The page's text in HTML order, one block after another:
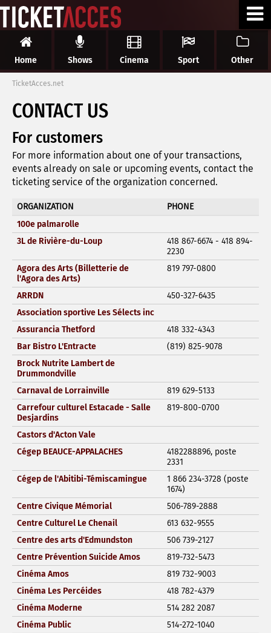
Home Shows Cinema Sport Other
TicketAcces.net
CONTACT US
For customers
For more information about one of your transactions,
events already on sale or upcoming events, contact the
ticketing service of the organization concerned.
ORGANIZATION
PHONE
100e palmarolle
3L de Rivière-du-Loup
418 867-6674 - 418 894-
2230
Agora des Arts (Billetterie de
l'Agora des Arts)
819 797-0800
ARRDN
450-327-6435
Association sportive Les Sélects inc
Assurancia Thetford
418 332-4343
Bar Bistro L'Entracte
(819) 825-9078
Brock Nutrite Lambert de
Drummondville
Carnaval de Lorrainville
819 629-5133
Carrefour culturel Estacade - Salle
Desjardins
819-800-0700
Castors d'Acton Vale
Cégep BEAUCE-APPALACHES
4182288896, poste
2331
Cégep de l'Abitibi-Témiscamingue
1 866 234-3728 (poste
1674)
Centre Civique Mémorial
506-789-2888
Centre Culturel Le Chenail
613 632-9555
Centre des arts d'Edmundston
506 739-2127
Centre Prévention Suicide Amos
819-732-5473
Cinéma Amos
819 732-9003
Cinéma Les Percéides
418 782-4379
Cinéma Moderne
514 282 2087
Cinéma Public
514-272-1040